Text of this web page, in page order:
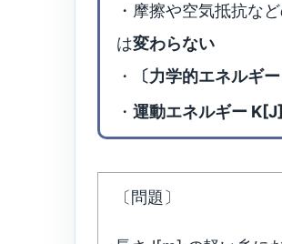
・摩擦や空気抵抗な
は変わらない
・
〔力学的エネルギ
・ 運動エネルギー
〔問題〕